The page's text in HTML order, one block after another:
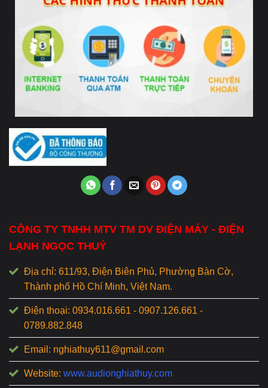
CÔNG TY TNHH MTV TM DV ĐIỆN MÁY - ĐIỆN
LẠNH NGỌC THUỶ
Địa chỉ: 611/93, Điện Biên Phủ, Phường Bàn Cờ,
Thành phố Hồ Chí Minh, Việt Nam.
Điện thoại: 0934.016.661 - 0907.126.661 -
0789.882.848
Email: nghiathuy611@gmail.com
Website: www.audionghiathuy.com